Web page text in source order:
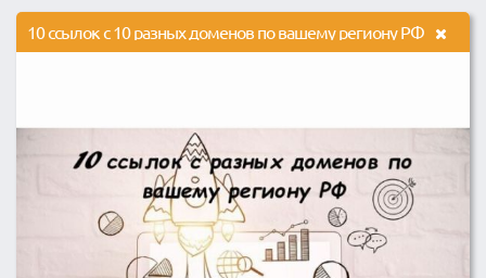
10 ссылок с 10 разных доменов по вашему региону РФ